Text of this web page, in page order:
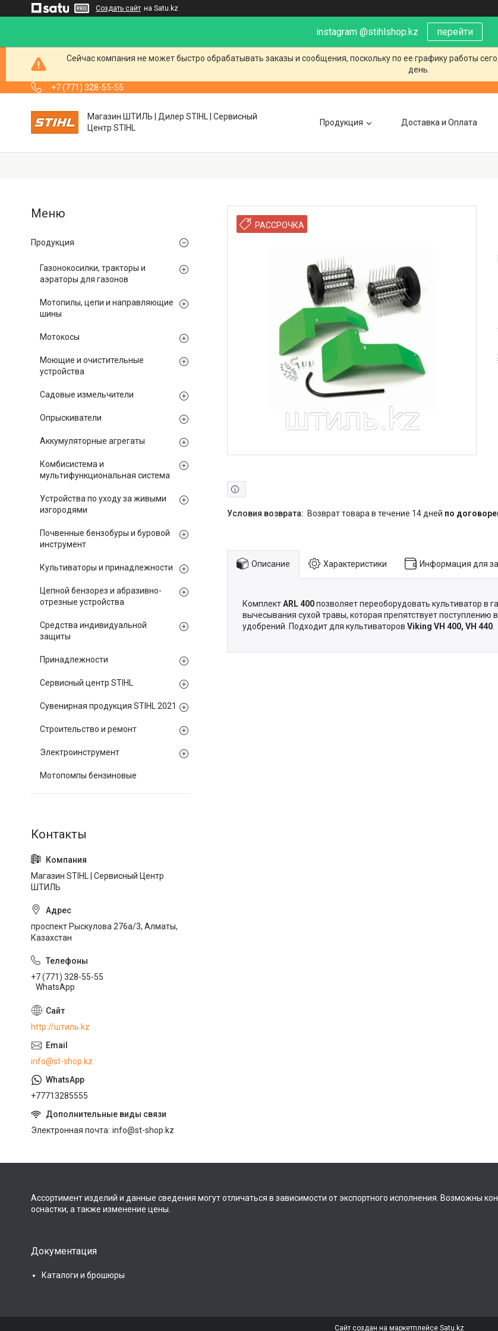
Создать сайт на Satu.kz
instagram @stihlshop.kz перейти
Сейчас компания не может быстро обрабатывать заказы и сообщения, поскольку по ее графику работы
день.
+7 (771) 328-55-55
Магазин ШТИЛЬ | Дилер STIHL | Сервисный
Центр STIHL
Продукция Доставка и Оплата
РАССРОЧКА
возврат товара в течение 14 дней по
Описание Характеристики Информация для
КомплектARL 400позволяет переоборудовать культиватор в
вычесывания сухой травы, которая препятствует поступлению
удобрений. Подходит для культиваторов Viking VH 400, VH 440
Продукция
Газонокосилки, тракторы и
аэраторы для газонов
Мотопилы, цепи и направляющие
шины
Мотокосы
Моющие и очистительные
устройства
Садовые измельчители
Опрыскиватели
Аккумуляторные агрегаты
Комбисистема и
мультифункциональная система
Устройства по уходу за живыми
изгородями
Почвенные бензобуры и буровой
инструмент
Культиваторы и принадлежности
Цепной бензорез и абразивно-
отрезные устройства
Средства индивидуальной
защиты
Принадлежности
Сервисный центр STIHL
Сувенирная продукция STIHL 2021
Строительство и ремонт
Электроинструмент
Мотопомпы бензиновые
Магазин STIHL | Сервисный Центр
ШТИЛЬ
проспект Рыскулова 276а/3, Алматы,
Казахстан
+7 (771) 328-55-55
WhatsApp
http://штиль.kz
info@st-shop.kz
+77713285555
Электронная почта info@st-shop.kz
Ассортимент изделий и данные сведения могут отличаться в зависимости от экспортного исполнения. Возможны
оснастки, а также изменение цены.
Документация
Каталоги и брошюры
Сайт создан на маркетплейсе Satu.kz